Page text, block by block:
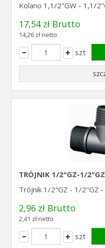
Kolano 1,1/2"GW - 1,1/
17,54 zł Brutto
14,26 zł netto
szt
TRÓJNIK 1/2"GZ-1/
Trójnik 1/2"GZ - 1/2"GZ
2,96 zł Brutto
2,41 zł netto
szt